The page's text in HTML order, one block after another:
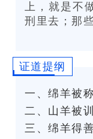
上，就是不
刑里去；那
证道提纲
一、绵羊被
二、山羊被
三、绵羊得